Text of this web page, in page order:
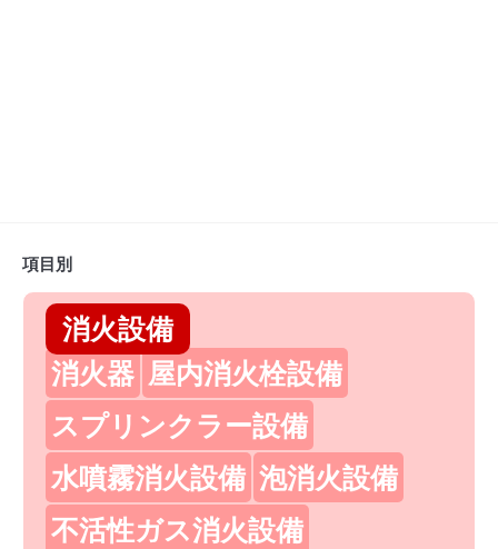
項目別
消火設備
消火器 屋内消火栓設備
スプリンクラー設備
水噴霧消火設備 泡消火設備
不活性ガス消火設備